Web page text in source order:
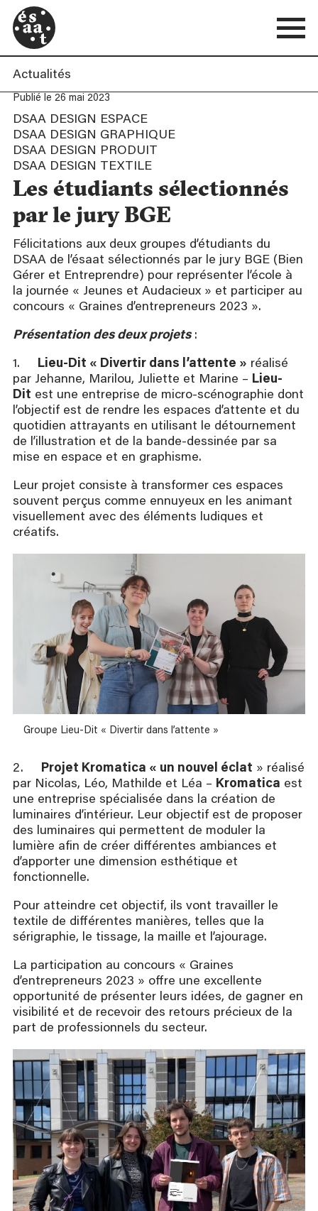
Actualités
Publié le 26 mai 2023
DSAA DESIGN ESPACE
DSAA DESIGN GRAPHIQUE
DSAA DESIGN PRODUIT
DSAA DESIGN TEXTILE
Les étudiants sélectionnés
par le jury BGE
Félicitations aux deux groupes d’étudiants du
DSAA de l’ésaat sélectionnés par le jury BGE (Bien
Gérer et Entreprendre) pour représenter l’école à
la journée « Jeunes et Audacieux » et participer au
concours « Graines d’entrepreneurs 2023 ».
Présentation des deux projets:
1. Lieu-Dit « Divertir dans l’attente » réalisé
par Jehanne, Marilou, Juliette et Marine – Lieu-
Dit est une entreprise de micro-scénographie dont
l’objectif est de rendre les espaces d’attente et du
quotidien attrayants en utilisant le détournement
de l’illustration et de la bande-dessinée par sa
mise en espace et en graphisme.
Leur projet consiste à transformer ces espaces
souvent perçus comme ennuyeux en les animant
visuellement avec des éléments ludiques et
créatifs. ​
Groupe Lieu-Dit « Divertir dans l’attente »
2. Projet Kromatica « un nouvel éclat » réalisé
par Nicolas, Léo, Mathilde et Léa – Kromatica est
une entreprise spécialisée dans la création de
luminaires d’intérieur. Leur objectif est de proposer
des luminaires qui permettent de moduler la
lumière afin de créer différentes ambiances et
d’apporter une dimension esthétique et
fonctionnelle.
Pour atteindre cet objectif, ils vont travailler le
textile de différentes manières, telles que la
sérigraphie, le tissage, la maille et l’ajourage. ​
La participation au concours « Graines
d’entrepreneurs 2023 » offre une excellente
opportunité de présenter leurs idées, de gagner en
visibilité et de recevoir des retours précieux de la
part de professionnels du secteur.